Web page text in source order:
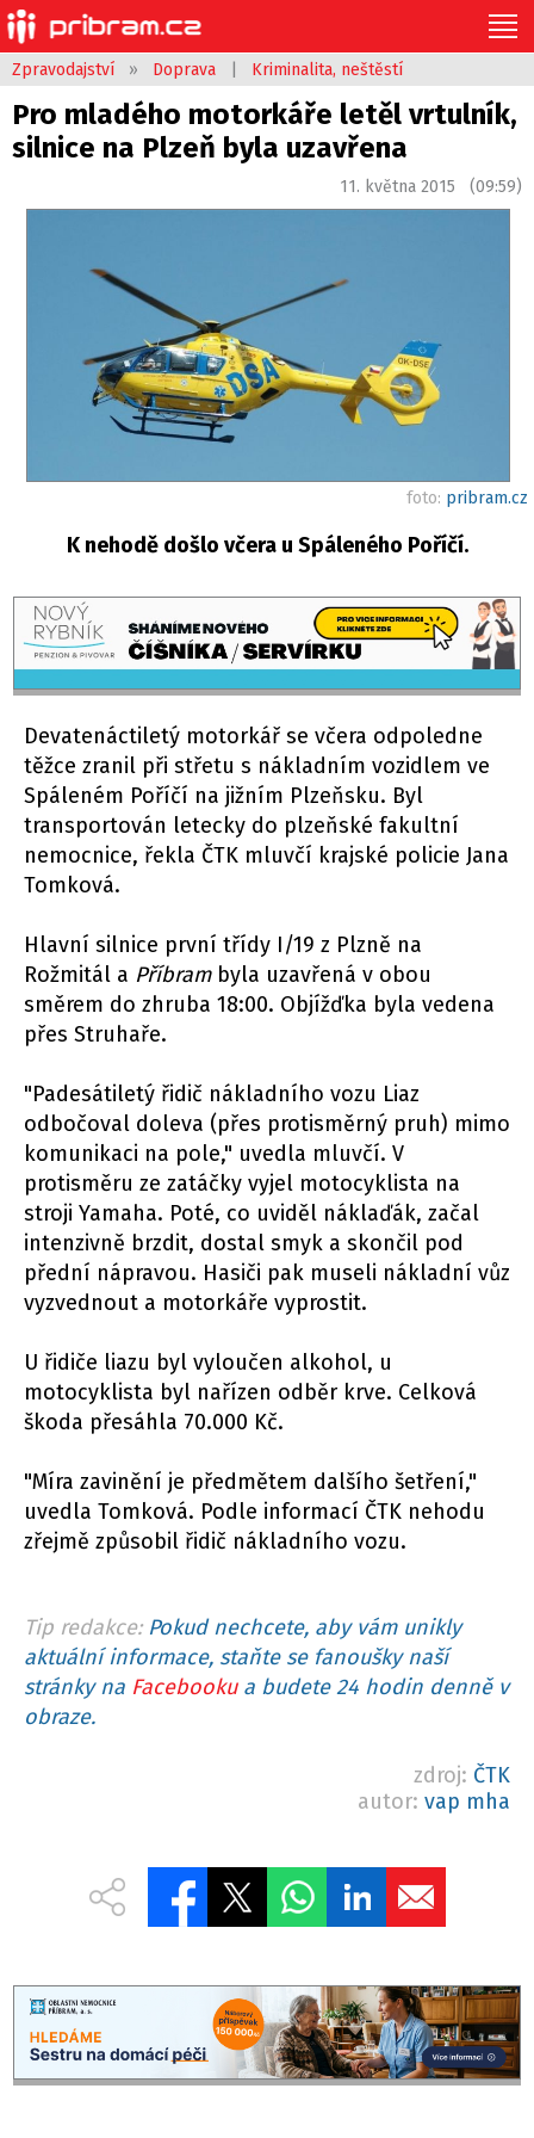
Zpravodajství » Doprava Kriminalita, neštěstí
Pro mladého motorkáře letěl vrtulník,
silnice na Plzeň byla uzavřena
11. května 2015 (09:59)
foto: pribram.cz
K nehodě došlo včera u Spáleného Poříčí.
Devatenáctiletý motorkář se včera odpoledne
těžce zranil při střetu s nákladním vozidlem ve
Spáleném Poříčí na jižním Plzeňsku. Byl
transportován letecky do plzeňské fakultní
nemocnice, řekla ČTK mluvčí krajské policie Jana
Tomková.
Hlavní silnice první třídy I/19 z Plzně na
Rožmitál a Příbrambyla uzavřená v obou
směrem do zhruba 18:00. Objížďka byla vedena
přes Struhaře.
"Padesátiletý řidič nákladního vozu Liaz
odbočoval doleva (přes protisměrný pruh) mimo
komunikaci na pole," uvedla mluvčí. V
protisměru ze zatáčky vyjel motocyklista na
stroji Yamaha. Poté, co uviděl náklaďák, začal
intenzivně brzdit, dostal smyk a skončil pod
přední nápravou. Hasiči pak museli nákladní vůz
vyzvednout a motorkáře vyprostit.
U řidiče liazu byl vyloučen alkohol, u
motocyklista byl nařízen odběr krve. Celková
škoda přesáhla 70.000 Kč.
"Míra zavinění je předmětem dalšího šetření,"
uvedla Tomková. Podle informací ČTK nehodu
zřejmě způsobil řidič nákladního vozu.
Tip redakce: Pokud nechcete, aby vám unikly
aktuální informace, staňte se fanoušky naší
stránky na Facebookua budete 24 hodin denně v
obraze.
zdroj: ČTK
autor: vap mha